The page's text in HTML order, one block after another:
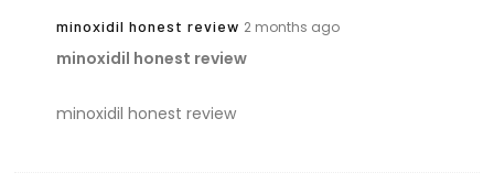
minoxidil honest review 2 months ago
minoxidil honest review
minoxidil honest review